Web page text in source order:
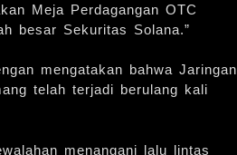
Meja Perdagangan OTC
besar Sekuritas Solana.”
mengatakan bahwa Jaringan
telah terjadi berulang kali
menangani lalu lintas